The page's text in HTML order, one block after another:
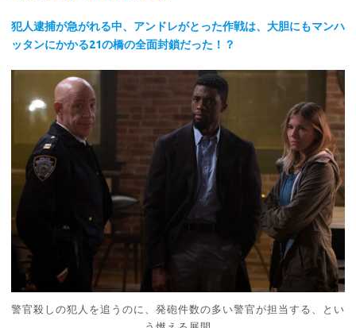
犯人逮捕が急がれる中、アンドレがとった作戦は、大胆にもマンハ
ッタンにかかる21の橋の全面封鎖だった！？
警官殺しの犯人を追うのに、発砲件数の多い警官が担当する、とい